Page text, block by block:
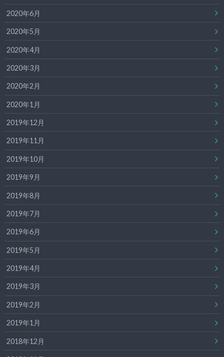
2020年6月
2020年5月
2020年4月
2020年3月
2020年2月
2020年1月
2019年12月
2019年11月
2019年10月
2019年9月
2019年8月
2019年7月
2019年6月
2019年5月
2019年4月
2019年3月
2019年2月
2019年1月
2018年12月